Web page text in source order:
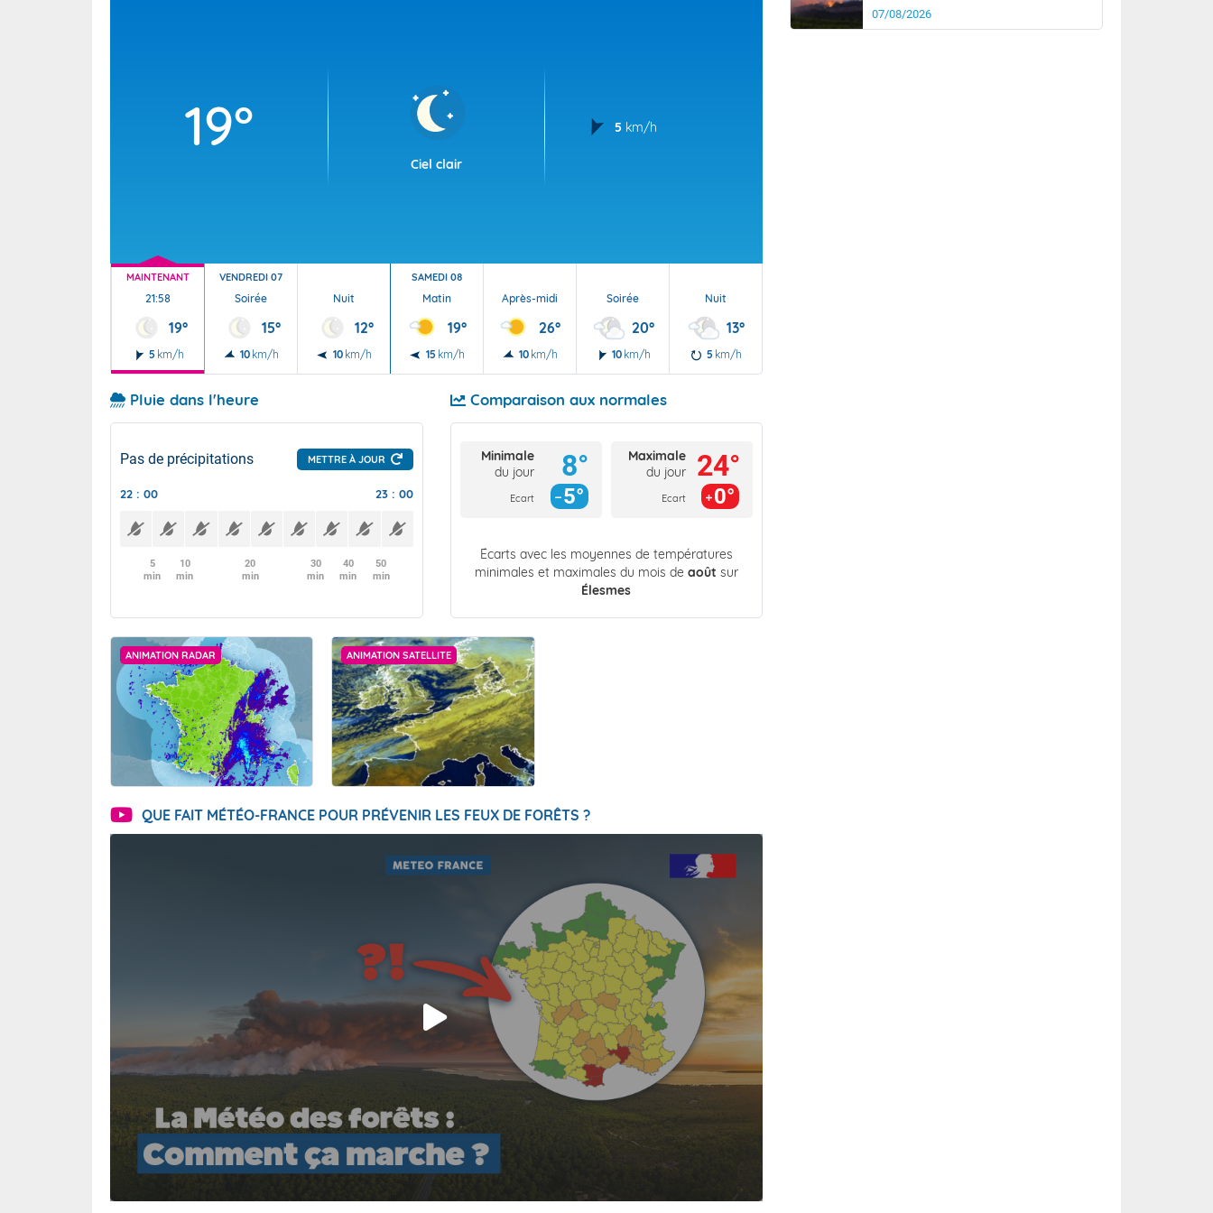
19°
Ciel clair
5 km/h
MAINTENANT
21:58
19°
5 km/h
VENDREDI 07
Soirée
15°
10 km/h
Nuit
12°
10 km/h
SAMEDI 08
Matin
19°
15 km/h
Après-midi
26°
10 km/h
Soirée
20°
10 km/h
Nuit
13°
5 km/h
Pluie dans l'heure
Pas de précipitations METTRE À JOUR
22 : 00 23 : 00
5
min
10
min
20
min
30
min
40
min
50
min
Comparaison aux normales
Minimale
du jour
Ecart
8°
5°
Maximale
du jour
Ecart
24°
0°
Écarts avec les moyennes de températures
minimales et maximales du mois de août sur
Élesmes
ANIMATION RADAR ANIMATION SATELLITE
QUE FAIT MÉTÉO-FRANCE POUR PRÉVENIR LES FEUX DE FORÊTS ?
07/08/2026